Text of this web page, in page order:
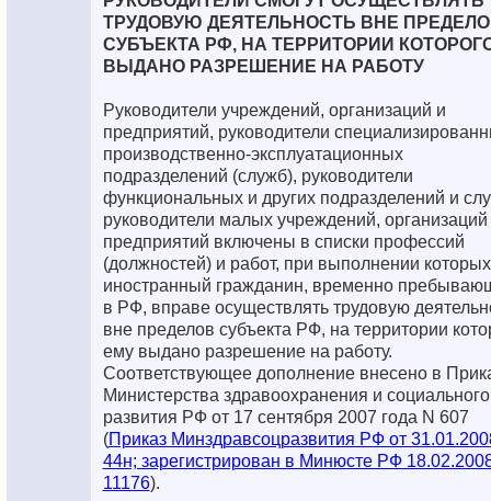
ТРУДОВУЮ ДЕЯТЕЛЬНОСТЬ ВНЕ
СУБЪЕКТА РФ, НА ТЕРРИТОРИИ
ВЫДАНО РАЗРЕШЕНИЕ НА РАБОТУ
Руководители учреждений, организаций и
предприятий, руководители
производственно-эксплуатационных
подразделений (служб), руководители
функциональных и других подразделений и
руководители малых учреждений, организаций
предприятий включены в списки профессий
(должностей) и работ, при выполнении которых
иностранный гражданин, временно
в РФ, вправе осуществлять трудовую
вне пределов субъекта РФ, на территории
ему выдано разрешение на работу.
Соответствующее дополнение внесено в
Министерства здравоохранения и социального
развития РФ от 17 сентября 2007 года N 607
(Приказ Минздравсоцразвития РФ от
44н; зарегистрирован в Минюсте РФ
11176).